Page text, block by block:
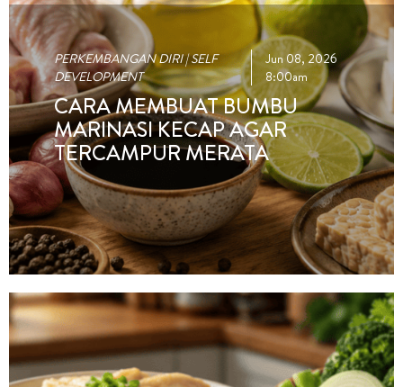
PERKEMBANGAN DIRI | SELF
DEVELOPMENT
Jun 08, 2026
8:00am
CARA MEMBUAT BUMBU
MARINASI KECAP AGAR
TERCAMPUR MERATA